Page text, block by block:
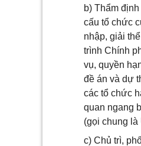
b) Thẩm
cấu tổ chức
nhập, giải
trình Chính
vụ, quyền
đề án và dự
các tổ chức
quan ngang
(gọi chung
c) Chủ trì,